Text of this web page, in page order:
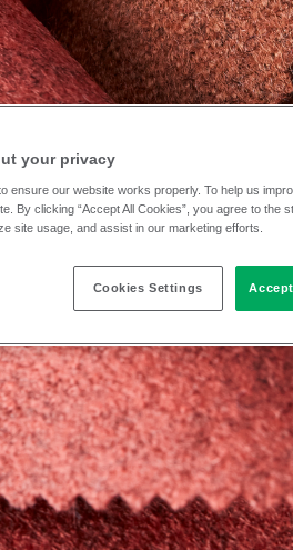
your privacy
ensure our website works properly. To help us
By clicking “Accept All Cookies”, you agree to the
site usage, and assist in our marketing efforts.
Cookies Settings